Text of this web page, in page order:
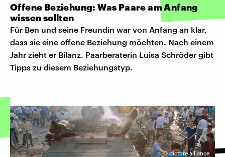
Offene Beziehung: Was Paare am Anfang
wissen sollten
Für Ben und seine Freundin war von Anfang an klar,
dass sie eine offene Beziehung möchten. Nach einem
Jahr zieht er Bilanz. Paarberaterin Luisa Schröder gibt
Tipps zu diesem Beziehungstyp.
©picture alliance